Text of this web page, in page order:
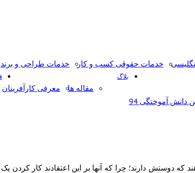
خدمات حقوقی کسب و کار خدمات طراحی و
دانش آموختگی 94
بلاگ
مقاله ها معرفی کارآفرینان
که دوستش دارند؛ چرا که آنها بر این اعتقادند کار